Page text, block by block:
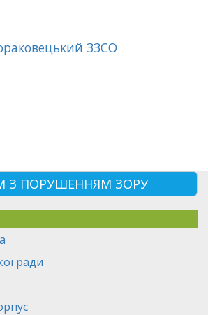
ЗЗСО
З ПОРУШЕННЯМ ЗОРУ
ради